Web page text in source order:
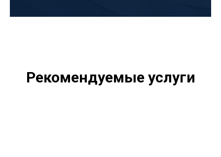
Рекомендуемые услуги